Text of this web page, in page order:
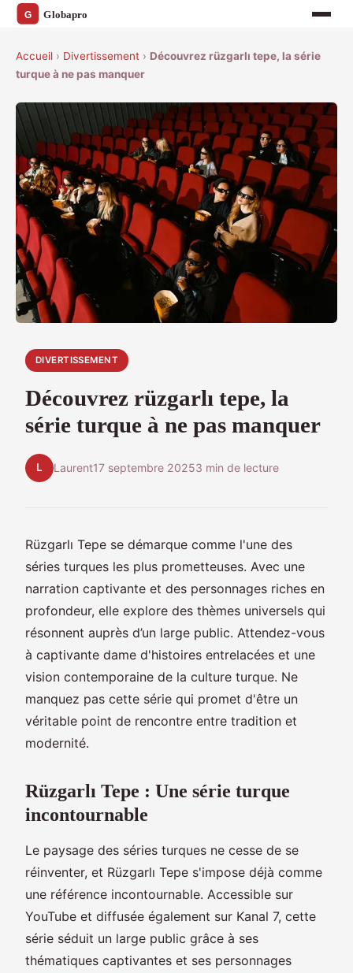
Accueil › Divertissement › Découvrez rüzgarlı tepe, la série
turque à ne pas manquer
DIVERTISSEMENT
Découvrez rüzgarlı tepe, la
série turque à ne pas manquer
L Laurent17 septembre 20253 min de lecture
Rüzgarlı Tepe se démarque comme l'une des
séries turques les plus prometteuses. Avec une
narration captivante et des personnages riches en
profondeur, elle explore des thèmes universels qui
résonnent auprès d’un large public. Attendez-vous
à captivante dame d'histoires entrelacées et une
vision contemporaine de la culture turque. Ne
manquez pas cette série qui promet d'être un
véritable point de rencontre entre tradition et
modernité.
Rüzgarlı Tepe : Une série turque
incontournable
Le paysage des séries turques ne cesse de se
réinventer, et Rüzgarlı Tepe s'impose déjà comme
une référence incontournable. Accessible sur
YouTube et diffusée également sur Kanal 7, cette
série séduit un large public grâce à ses
thématiques captivantes et ses personnages